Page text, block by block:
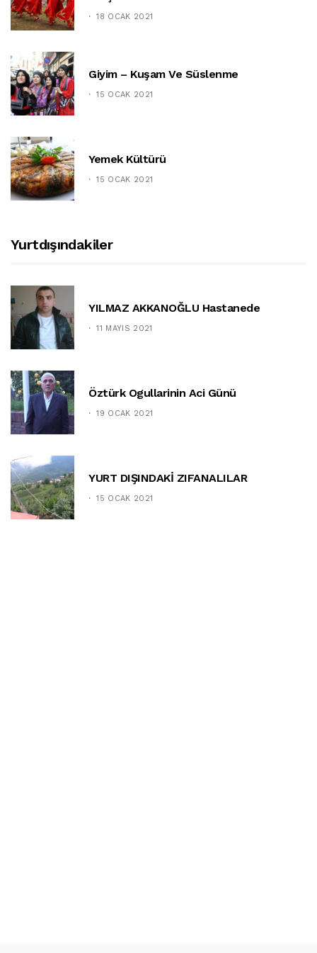
18 OCAK 2021
Giyim – Kuşam Ve Süslenme
15 OCAK 2021
Yemek Kültürü
15 OCAK 2021
Yurtdışındakiler
YILMAZ AKKANOĞLU Hastanede
11 MAYIS 2021
Öztürk Ogullarinin Aci Günü
19 OCAK 2021
YURT DIŞINDAKİ ZIFANALILAR
15 OCAK 2021